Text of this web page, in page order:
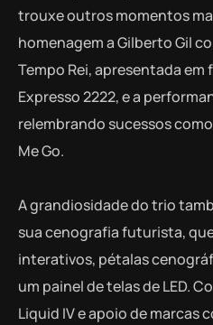
trouxe outros momentos
homenagem a Gilberto Gil
Tempo Rei, apresentada
Expresso 2222, e a
relembrando sucessos
Me Go.
A grandiosidade do trio
sua cenografia futurista,
interativos, pétalas
um painel de telas de LED.
Liquid IV e apoio de marcas